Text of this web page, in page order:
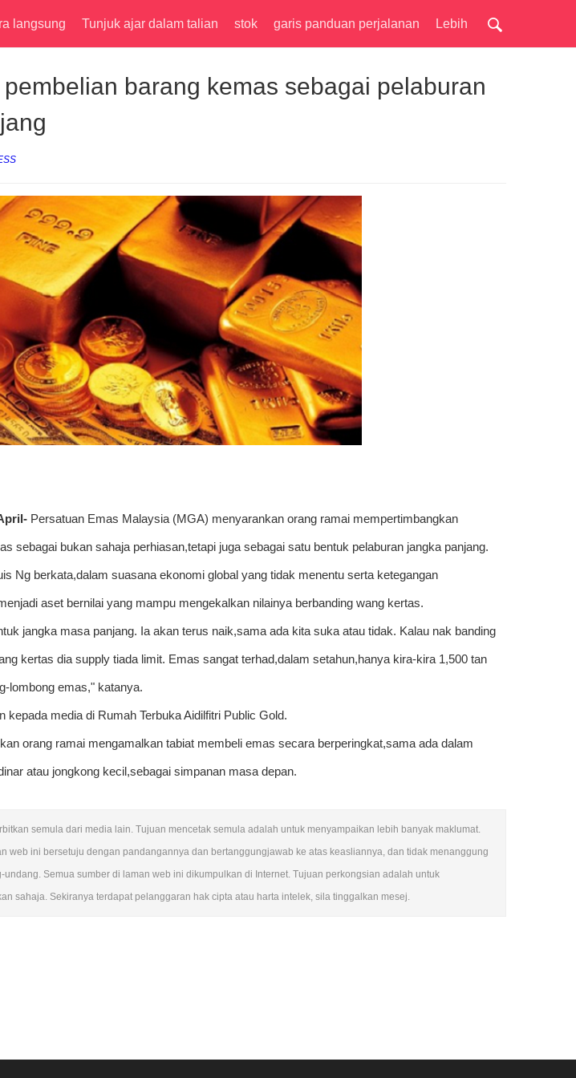
langsung Tunjuk ajar dalam talian stok garis panduan perjalanan Lebih
pembelian barang kemas sebagai pelaburan
Persatuan Emas Malaysia (MGA) menyarankan orang ramai mempertimbangkan
sebagai bukan sahaja perhiasan,tetapi juga sebagai satu bentuk pelaburan jangka panjang.
Ng berkata,dalam suasana ekonomi global yang tidak menentu serta ketegangan
aset bernilai yang mampu mengekalkan nilainya berbanding wang kertas.
jangka masa panjang. Ia akan terus naik,sama ada kita suka atau tidak. Kalau nak banding
kertas dia supply tiada limit. Emas sangat terhad,dalam setahun,hanya kira-kira 1,500 tan
lombong emas," katanya.
kepada media di Rumah Terbuka Aidilfitri Public Gold.
orang ramai mengamalkan tabiat membeli emas secara berperingkat,sama ada dalam
atau jongkong kecil,sebagai simpanan masa depan.
semula dari media lain. Tujuan mencetak semula adalah untuk menyampaikan lebih banyak maklumat.
web ini bersetuju dengan pandangannya dan bertanggungjawab ke atas keasliannya, dan tidak menanggung
Semua sumber di laman web ini dikumpulkan di Internet. Tujuan perkongsian adalah untuk
sahaja. Sekiranya terdapat pelanggaran hak cipta atau harta intelek, sila tinggalkan mesej.